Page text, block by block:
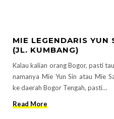
MIE LEGENDARIS YUN
(JL. KUMBANG)
Kalau kalian orang Bogor, pasti
namanya Mie Yun Sin atau Mie
ke daerah Bogor Tengah, pasti…
Read More